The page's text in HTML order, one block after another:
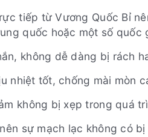
tiếp từ Vương Quốc Bỉ
quốc hoặc một số quốc
không dễ dàng bị rách
nhiệt tốt, chống mài mòn
không bị xẹp trong quá
sự mạch lạc không có